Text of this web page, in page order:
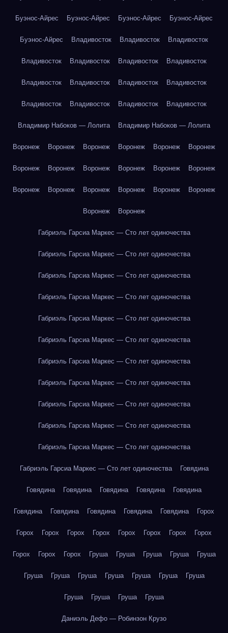
Буэнос-Айрес Буэнос-Айрес Буэнос-Айрес Буэнос-Айрес
Буэнос-Айрес Владивосток Владивосток Владивосток
Владивосток Владивосток Владивосток Владивосток
Владивосток Владивосток Владивосток Владивосток
Владивосток Владивосток Владивосток Владивосток
Владимир Набоков — Лолита Владимир Набоков — Лолита
Воронеж Воронеж Воронеж Воронеж Воронеж Воронеж
Воронеж Воронеж Воронеж Воронеж Воронеж Воронеж
Воронеж Воронеж Воронеж Воронеж Воронеж Воронеж
Воронеж Воронеж
Габриэль Гарсиа Маркес — Сто лет одиночества
Габриэль Гарсиа Маркес — Сто лет одиночества
Габриэль Гарсиа Маркес — Сто лет одиночества
Габриэль Гарсиа Маркес — Сто лет одиночества
Габриэль Гарсиа Маркес — Сто лет одиночества
Габриэль Гарсиа Маркес — Сто лет одиночества
Габриэль Гарсиа Маркес — Сто лет одиночества
Габриэль Гарсиа Маркес — Сто лет одиночества
Габриэль Гарсиа Маркес — Сто лет одиночества
Габриэль Гарсиа Маркес — Сто лет одиночества
Габриэль Гарсиа Маркес — Сто лет одиночества
Габриэль Гарсиа Маркес — Сто лет одиночества Говядина
Говядина Говядина Говядина Говядина Говядина
Говядина Говядина Говядина Говядина Говядина Горох
Горох Горох Горох Горох Горох Горох Горох Горох
Горох Горох Горох Груша Груша Груша Груша Груша
Груша Груша Груша Груша Груша Груша Груша
Груша Груша Груша Груша
Даниэль Дефо — Робинзон Крузо